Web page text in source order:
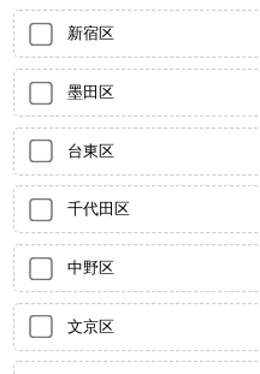
新宿区
墨田区
台東区
千代田区
中野区
文京区